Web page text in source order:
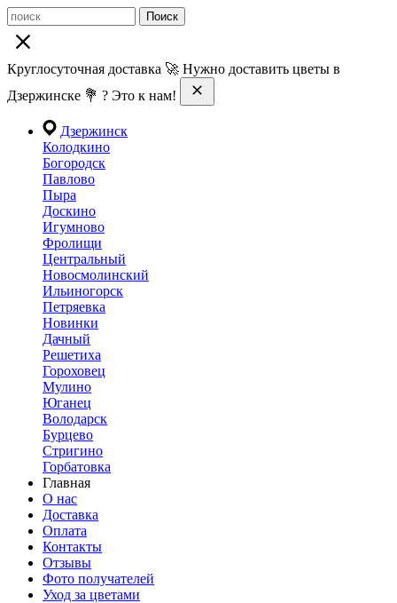
Поиск
Круглосуточная доставка 🚀 Нужно доставить цветы в
Дзержинске 💐 ? Это к нам!
Дзержинск
Колодкино
Богородск
Павлово
Пыра
Доскино
Игумново
Фролищи
Центральный
Новосмолинский
Ильиногорск
Петряевка
Новинки
Дачный
Решетиха
Гороховец
Мулино
Юганец
Володарск
Бурцево
Стригино
Горбатовка
Главная
О нас
Доставка
Оплата
Контакты
Отзывы
Фото получателей
Уход за цветами